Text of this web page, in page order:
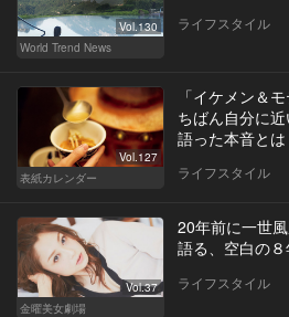
Vol.130
World Trend News
ライフスタイル
Vol.127
表紙カレンダー
「イケメン＆
ちばん自分に
語った本音とは
ライフスタイル
Vol.37
金曜美女劇場
20年前に一世
語る、空白の
ライフスタイル